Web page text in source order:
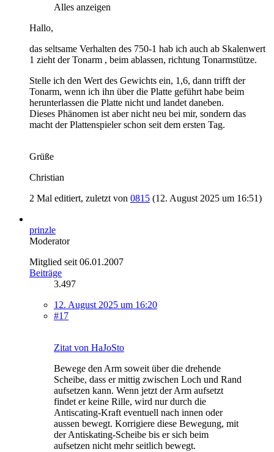
Alles anzeigen
Hallo,
das seltsame Verhalten des 750-1 hab ich auch ab Skalenwert
1 zieht der Tonarm , beim ablassen, richtung Tonarmstütze.
Stelle ich den Wert des Gewichts ein, 1,6, dann trifft der
Tonarm, wenn ich ihn über die Platte geführt habe beim
herunterlassen die Platte nicht und landet daneben.
Dieses Phänomen ist aber nicht neu bei mir, sondern das
macht der Plattenspieler schon seit dem ersten Tag.
Grüße
Christian
2 Mal editiert, zuletzt von 0815 (12. August 2025 um 16:51)
prinzle
Moderator
Mitglied seit 06.01.2007
Beiträge
3.497
12. August 2025 um 16:20
#17
Zitat von HaJoSto
Bewege den Arm soweit über die drehende
Scheibe, dass er mittig zwischen Loch und Rand
aufsetzen kann. Wenn jetzt der Arm aufsetzt
findet er keine Rille, wird nur durch die
Antiscating-Kraft eventuell nach innen oder
aussen bewegt. Korrigiere diese Bewegung, mit
der Antiskating-Scheibe bis er sich beim
aufsetzen nicht mehr seitlich bewegt.